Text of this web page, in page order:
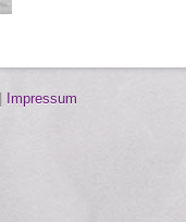
Impressum